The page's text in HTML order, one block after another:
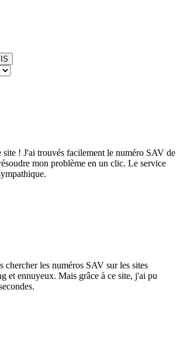
! J'ai trouvés facilement le numéro SAV de
mon problème en un clic. Le service
chercher les numéros SAV sur les sites
et ennuyeux. Mais grâce à ce site, j'ai pu